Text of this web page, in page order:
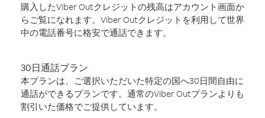
購入したViber Outクレジットの残高はアカウント画面か
らご覧になれます。Viber Outクレジットを利用して世界
中の電話番号に格安で通話できます。
30日通話プラン
本プランは、ご選択いただいた特定の国へ30日間自由に
通話ができるプランです。通常のViber Outプランよりも
割引いた価格でご提供しています。